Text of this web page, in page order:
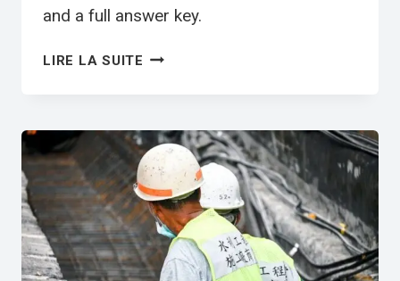
and a full answer key.
LIRE LA SUITE OWLS
ELEMENTARY
LEVEL
C
READING
PDF